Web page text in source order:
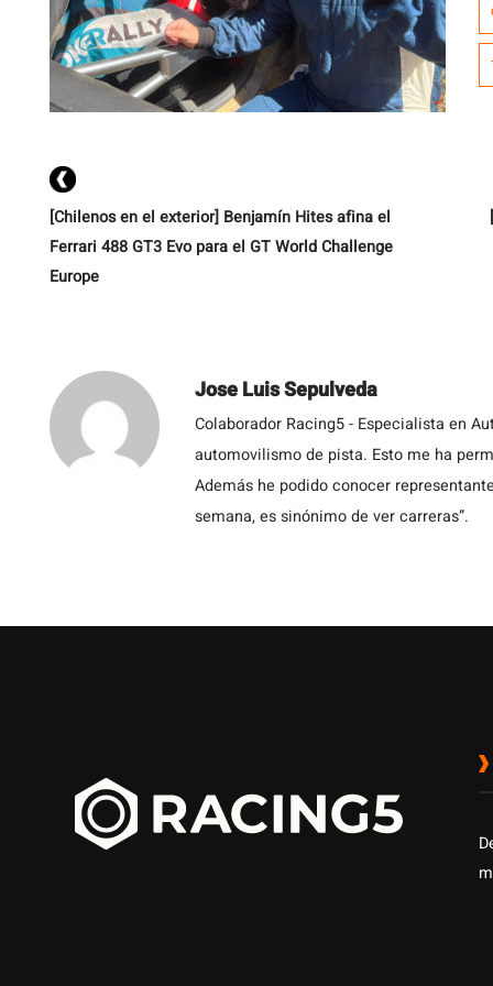
[Chilenos en el exterior] Benjamín Hites afina el
Ferrari 488 GT3 Evo para el GT World Challenge
Europe
Jose Luis Sepulveda
Colaborador Racing5 - Especialista en
automovilismo de pista. Esto me ha
Además he podido conocer
semana, es sinónimo de ver carreras”.